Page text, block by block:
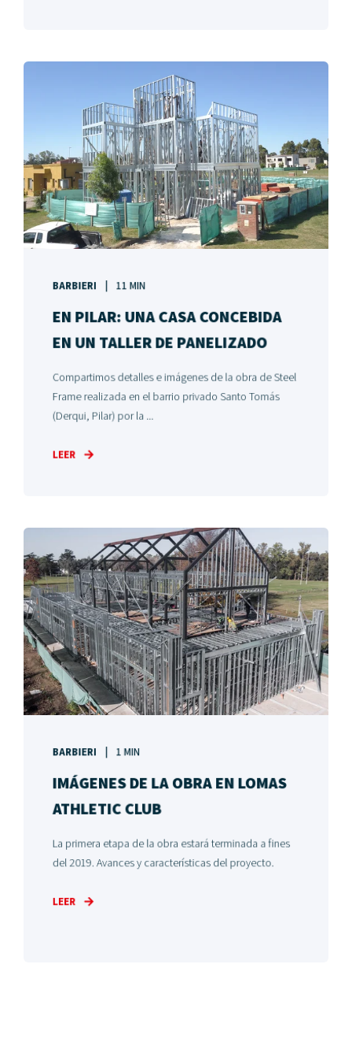
BARBIERI 11 MIN
EN PILAR: UNA CASA CONCEBIDA
EN UN TALLER DE PANELIZADO
Compartimos detalles e imágenes de la obra de Steel
Frame realizada en el barrio privado Santo Tomás
(Derqui, Pilar) por la ...
LEER
BARBIERI 1 MIN
IMÁGENES DE LA OBRA EN LOMAS
ATHLETIC CLUB
La primera etapa de la obra estará terminada a fines
del 2019. Avances y características del proyecto.
LEER